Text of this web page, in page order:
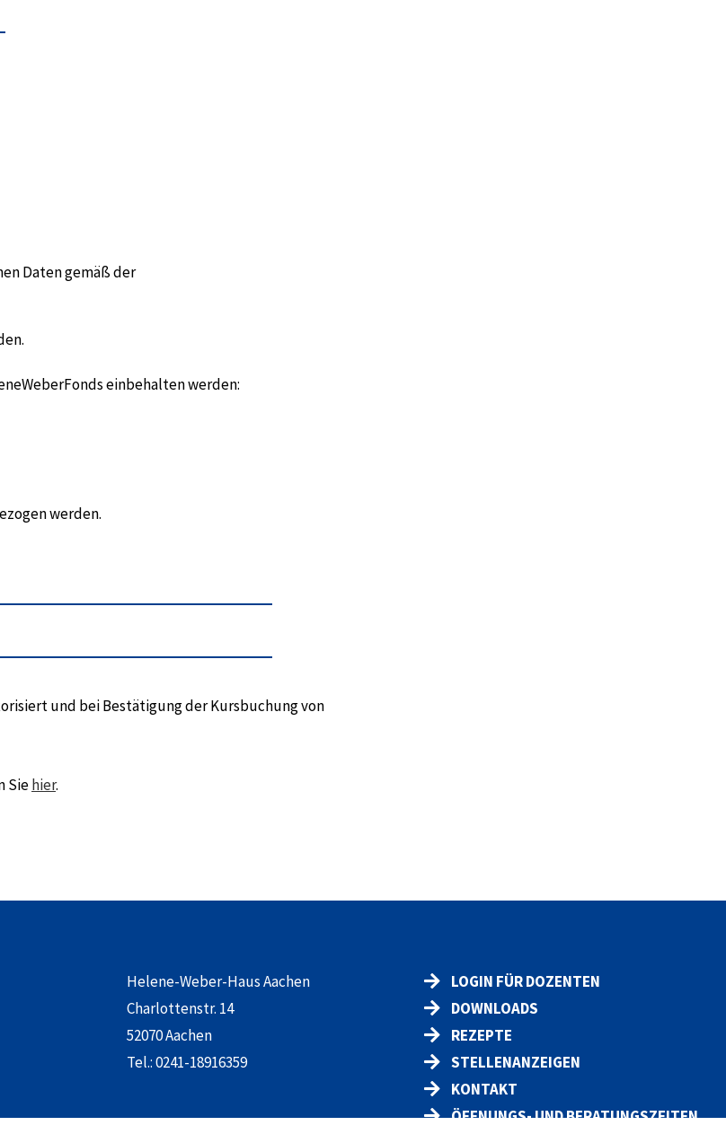
Daten gemäß der
einbehalten werden:
werden.
und bei Bestätigung der Kursbuchung von
Siehier.
Helene-Weber-Haus Aachen
Charlottenstr. 14
52070 Aachen
Tel.:0241-18916359
LOGIN FÜR DOZENTEN
DOWNLOADS
REZEPTE
STELLENANZEIGEN
KONTAKT
ÖFFNUNGS- UND BERATUNGSZEITEN